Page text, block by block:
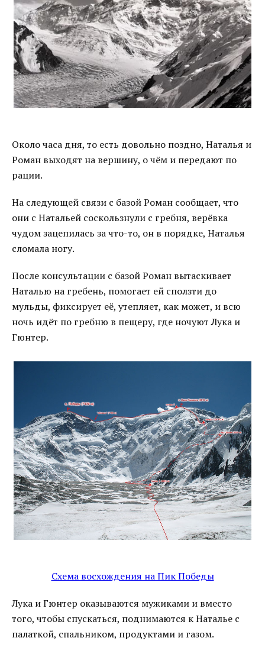
Около часа дня, то есть довольно поздно, Наталья и
Роман выходят на вершину, о чём и передают по
рации.
На следующей связи с базой Роман сообщает, что
они с Натальей соскользнули с гребня, верёвка
чудом зацепилась за что-то, он в порядке, Наталья
сломала ногу.
После консультации с базой Роман вытаскивает
Наталью на гребень, помогает ей сползти до
мульды, фиксирует её, утепляет, как может, и всю
ночь идёт по гребню в пещеру, где ночуют Лука и
Гюнтер.
Схема восхождения на Пик Победы
Лука и Гюнтер оказываются мужиками и вместо
того, чтобы спускаться, поднимаются к Наталье с
палаткой, спальником, продуктами и газом.